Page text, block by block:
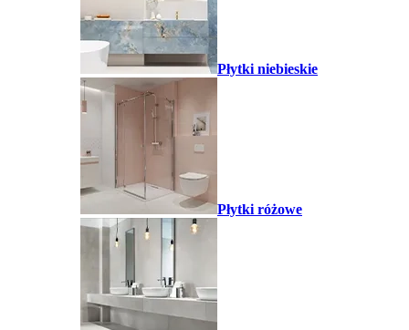
Płytki niebieskie
Płytki różowe